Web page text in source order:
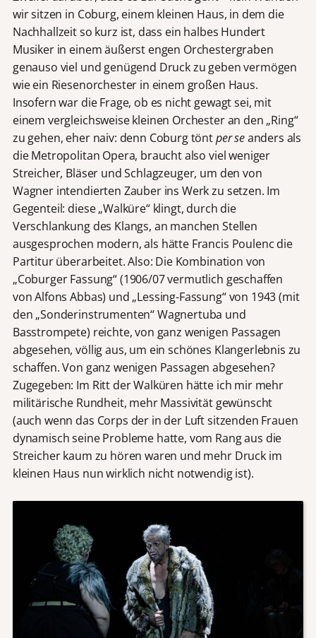
wir sitzen in Coburg, einem kleinen Haus, in dem die
Nachhallzeit so kurz ist, dass ein halbes Hundert
Musiker in einem äußerst engen Orchestergraben
genauso viel und genügend Druck zu geben vermögen
wie ein Riesenorchester in einem großen Haus.
Insofern war die Frage, ob es nicht gewagt sei, mit
einem vergleichsweise kleinen Orchester an den „Ring“
zu gehen, eher naiv: denn Coburg töntper seanders als
die Metropolitan Opera, braucht also viel weniger
Streicher, Bläser und Schlagzeuger, um den von
Wagner intendierten Zauber ins Werk zu setzen. Im
Gegenteil: diese „Walküre“ klingt, durch die
Verschlankung des Klangs, an manchen Stellen
ausgesprochen modern, als hätte Francis Poulenc die
Partitur überarbeitet. Also: Die Kombination von
„Coburger Fassung“ (1906/07 vermutlich geschaffen
von Alfons Abbas) und „Lessing-Fassung“ von 1943 (mit
den „Sonderinstrumenten“ Wagnertuba und
Basstrompete) reichte, von ganz wenigen Passagen
abgesehen, völlig aus, um ein schönes Klangerlebnis zu
schaffen. Von ganz wenigen Passagen abgesehen?
Zugegeben: Im Ritt der Walküren hätte ich mir mehr
militärische Rundheit, mehr Massivität gewünscht
(auch wenn das Corps der in der Luft sitzenden Frauen
dynamisch seine Probleme hatte, vom Rang aus die
Streicher kaum zu hören waren und mehr Druck im
kleinen Haus nun wirklich nicht notwendig ist).